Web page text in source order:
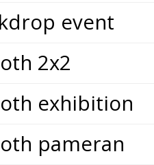
event
2x2
exhibition
pameran